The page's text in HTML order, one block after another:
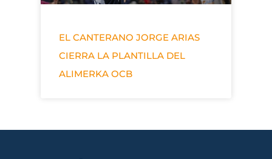
EL CANTERANO JORGE ARIAS
CIERRA LA PLANTILLA DEL
ALIMERKA OCB